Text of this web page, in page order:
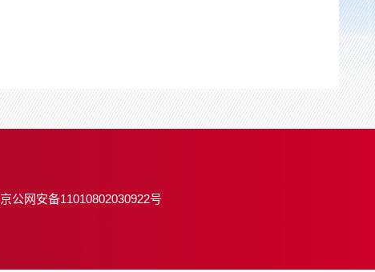
京公网安备11010802030922号